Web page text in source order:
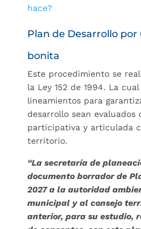
hace?
Plan de Desarrollo
bonita
Este procedimiento se
la Ley 152 de 1994. La
lineamientos para
desarrollo sean evaluados
participativa y articulada
territorio.
“La secretaría de
documento borrador de
2027 a la autoridad
municipal y al consejo
anterior, para su estudio,